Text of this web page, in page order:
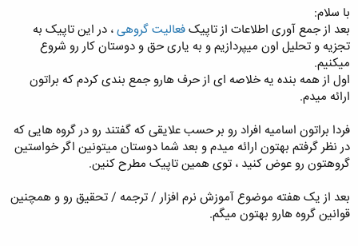
م
و
ض
و
ع
با سلام:
بعد از جمع آوری اطلاعات از تاپیکفعالیت گروهی، در این تاپیک به
تجزیه و تحلیل اون میپردازیم و به یاری حق و دوستان کار رو شروع
میکنیم.
اول از همه بنده یه خلاصه ای از حرف هارو جمع بندی کردم که براتون
ارائه میدم.
فردا براتون اسامیه افراد رو بر حسب علایقی که گفتند رو در گروه هایی که
در نظر گرفتم بهتون ارائه میدم و بعد شما دوستان میتونین اگر خواستین
گروهتون رو عوض کنید ، توی همین تاپیک مطرح کنین.
بعد از یک هفته موضوع آموزش نرم افزار / ترجمه / تحقیق رو و همچنین
قوانین گروه هارو بهتون میگم.